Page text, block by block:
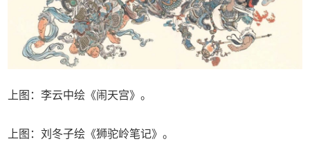
上图：李云中绘《闹天宫》。
上图：刘冬子绘《狮驼岭笔记》。